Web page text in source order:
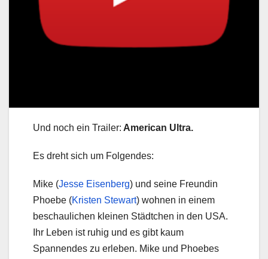
Und noch ein Trailer: American Ultra.
Es dreht sich um Folgendes:
Mike (Jesse Eisenberg) und seine Freundin
Phoebe (Kristen Stewart) wohnen in einem
beschaulichen kleinen Städtchen in den USA.
Ihr Leben ist ruhig und es gibt kaum
Spannendes zu erleben. Mike und Phoebes